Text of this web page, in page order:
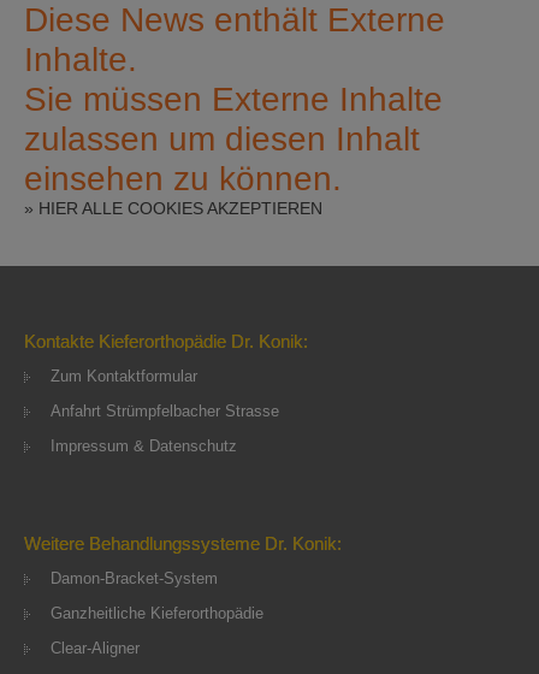
Diese News enthält Externe
Inhalte.
Sie müssen Externe Inhalte
zulassen um diesen Inhalt
einsehen zu können.
» HIER ALLE COOKIES AKZEPTIEREN
Kontakte Kieferorthopädie Dr. Konik:
Zum Kontaktformular
Anfahrt Strümpfelbacher Strasse
Impressum & Datenschutz
Weitere Behandlungssysteme Dr. Konik:
Damon-Bracket-System
Ganzheitliche Kieferorthopädie
Clear-Aligner